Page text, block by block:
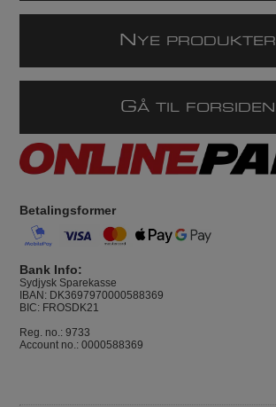
N YE PRODUKTER
GÅ TIL FORSIDEN
Betalingsformer
Bank Info:
Sydjysk Sparekasse
IBAN: DK3697970000588369
BIC: FROSDK21
Reg. no.: 9733
Account no.: 0000588369